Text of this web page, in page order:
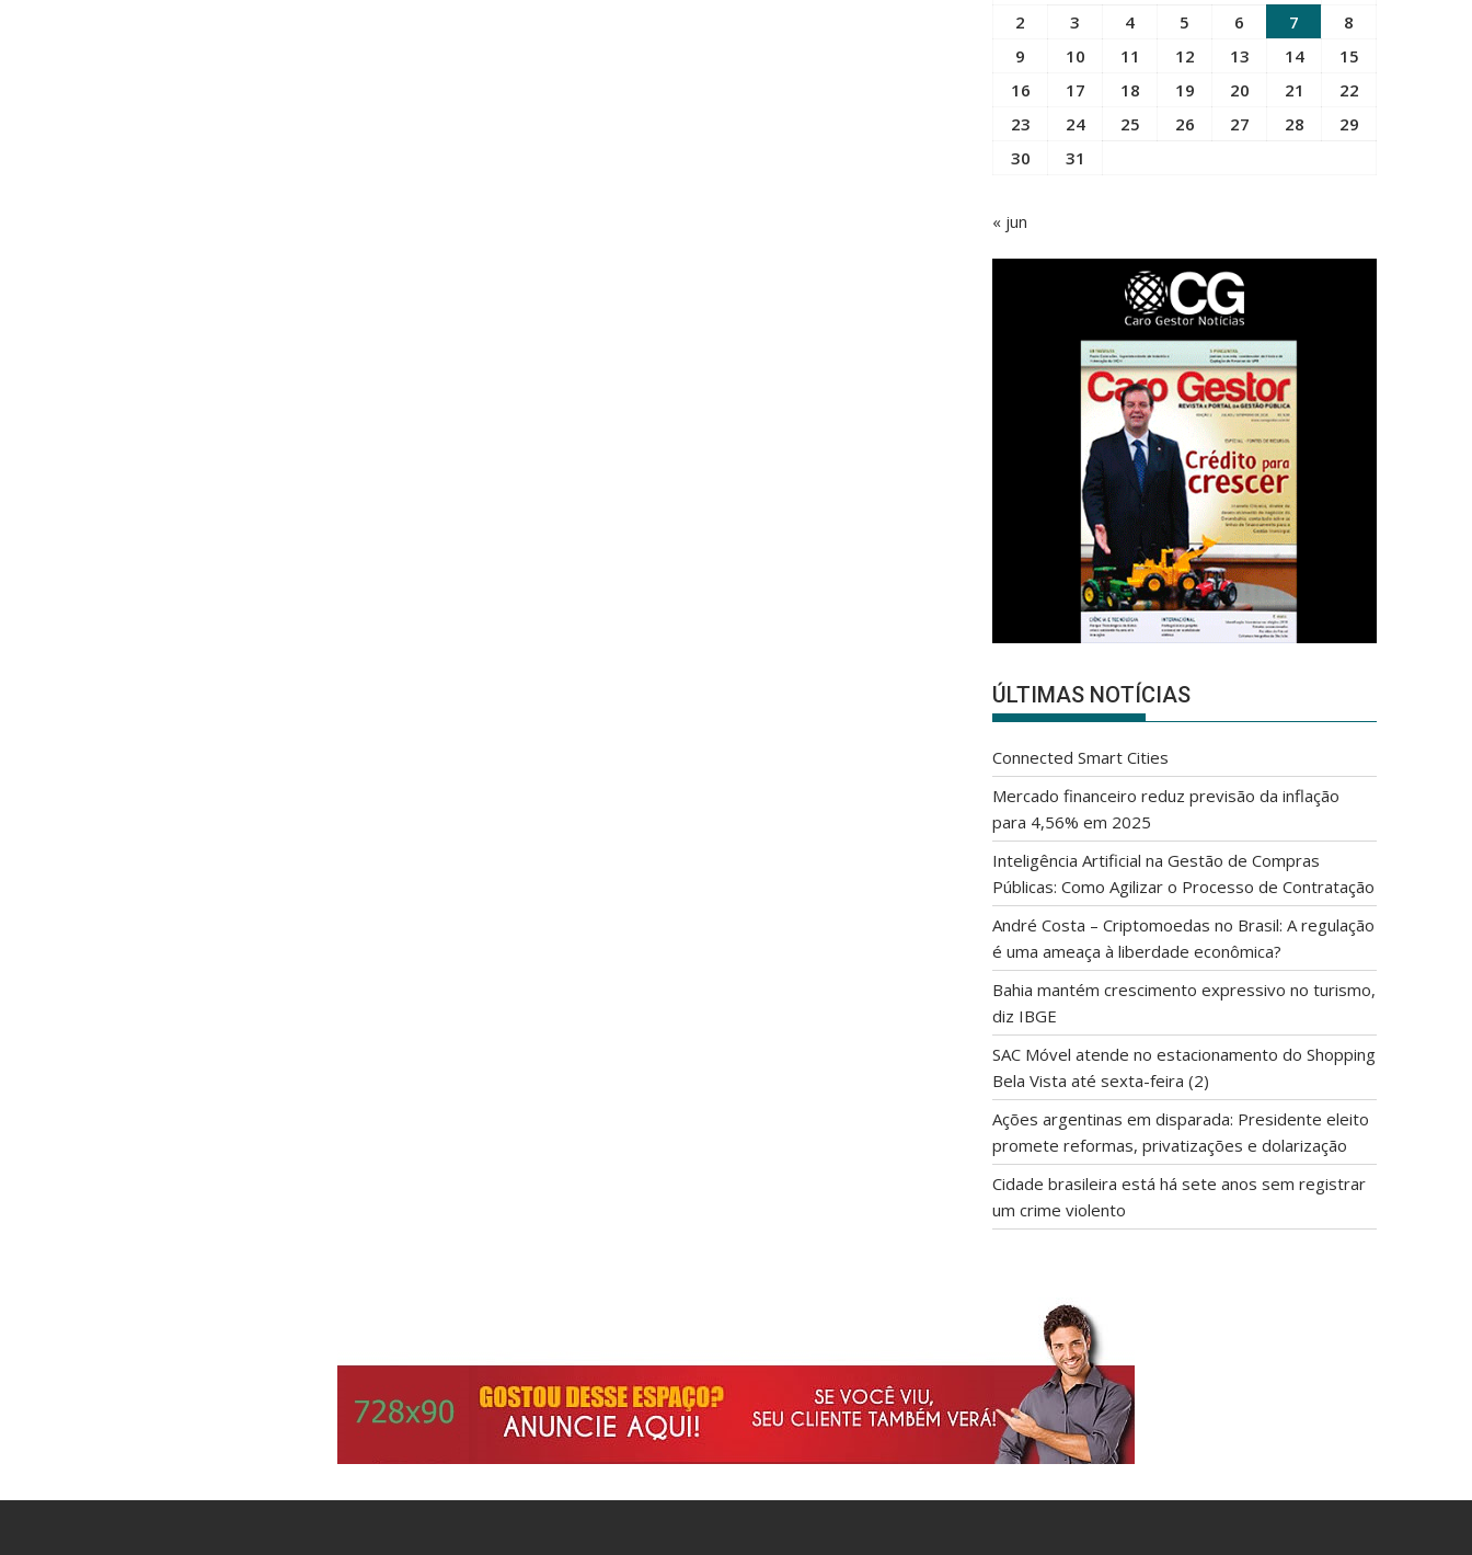
2
3 4 5 6 7
8
9
10 11 12 13 14
15
16
17 18 19 20 21
22
23
24 25 26 27 28
29
30
31
« jun
ÚLTIMAS NOTÍCIAS
Connected Smart Cities
Mercado financeiro reduz previsão da inflação
para 4,56% em 2025
Inteligência Artificial na Gestão de Compras
Públicas: Como Agilizar o Processo de Contratação
André Costa – Criptomoedas no Brasil: A regulação
é uma ameaça à liberdade econômica?
Bahia mantém crescimento expressivo no turismo,
diz IBGE
SAC Móvel atende no estacionamento do Shopping
Bela Vista até sexta-feira (2)
Ações argentinas em disparada: Presidente eleito
promete reformas, privatizações e dolarização
Cidade brasileira está há sete anos sem registrar
um crime violento